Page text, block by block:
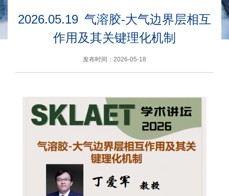
2026.05.19 气溶胶-大气边界层相互
作用及其关键理化机制
发布时间：2026-05-18